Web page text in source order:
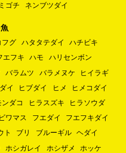
ゴチ ネンブツダイ
フグ ハタタテダイ
ハチビキ
エフキ ハモ
ハリセンボン
バラムツ バラメヌケ
ヒイラギ
イ ヒブダイ ヒメ
ヒメコダイ
ンダコ ヒラスズキ
ヒラソウダ
ビワマス フエダイ
フエフキダイ
ト ブリ ブルーギル
ヘダイ
ホシガレイ ホシザメ
ホッケ